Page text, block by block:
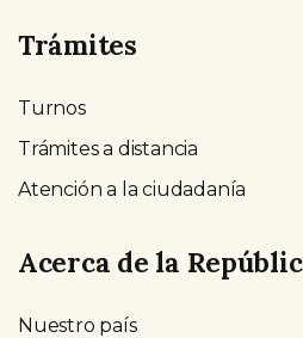
Trámites
Turnos
Trámites a distancia
Atención a la ciudadanía
Acerca de la
Nuestro país